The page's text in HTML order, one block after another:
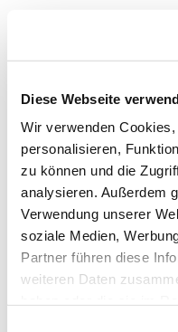
Diese Webseite
Wir verwenden
personalisieren,
zu können und die
analysieren. Außerdem
Verwendung unserer
soziale Medien,
Partner führen diese
weiteren Daten